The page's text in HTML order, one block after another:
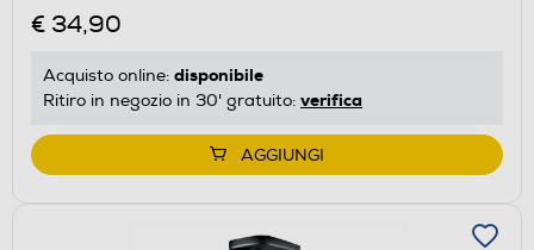
€ 34,90
Acquisto online: disponibile
Ritiro in negozio in 30' gratuito: verifica
AGGIUNGI